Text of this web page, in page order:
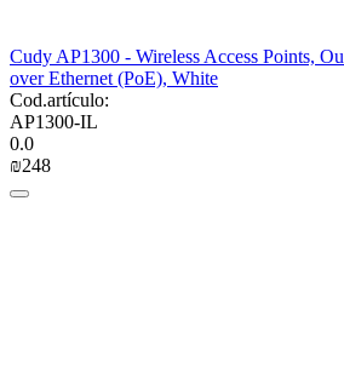
Cudy AP1300 - Wireless Access Points,
over Ethernet (PoE), White
Cod.artículo:
AP1300-IL
0.0
₪‍248‍